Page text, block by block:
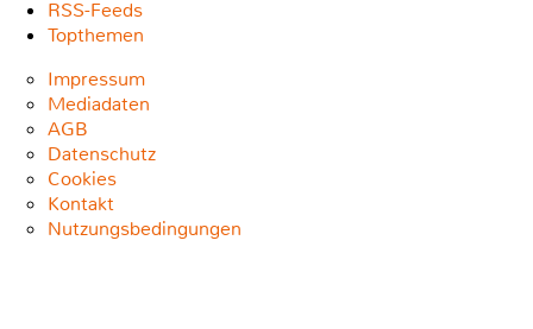
RSS-Feeds
Topthemen
Impressum
Mediadaten
AGB
Datenschutz
Cookies
Kontakt
Nutzungsbedingungen